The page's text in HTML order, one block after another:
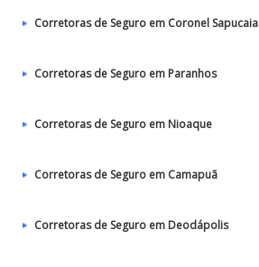
Corretoras de Seguro em Coronel Sapucaia
Corretoras de Seguro em Paranhos
Corretoras de Seguro em Nioaque
Corretoras de Seguro em Camapuã
Corretoras de Seguro em Deodápolis